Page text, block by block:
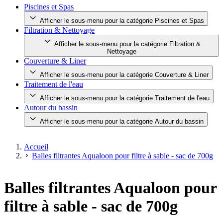
Piscines et Spas
Afficher le sous-menu pour la catégorie Piscines et Spas
Filtration & Nettoyage
Afficher le sous-menu pour la catégorie Filtration &
Nettoyage
Couverture & Liner
Afficher le sous-menu pour la catégorie Couverture & Liner
Traitement de l'eau
Afficher le sous-menu pour la catégorie Traitement de l'eau
Autour du bassin
Afficher le sous-menu pour la catégorie Autour du bassin
Accueil
Balles filtrantes Aqualoon pour filtre à sable - sac de 700g
Balles filtrantes Aqualoon pour
filtre à sable - sac de 700g